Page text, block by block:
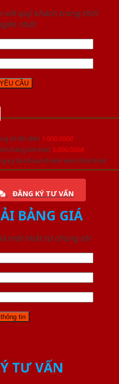
với quý khách trong thời
nhất
trí lên đến 1.000.000đ
hàng lớn hơn 3.000.000đ
ký tài khoản thành viên thân thiết
ĐĂNG KÝ TƯ VẤN
BẢNG GIÁ
mới nhất từ chúng tôi
TƯ VẤN